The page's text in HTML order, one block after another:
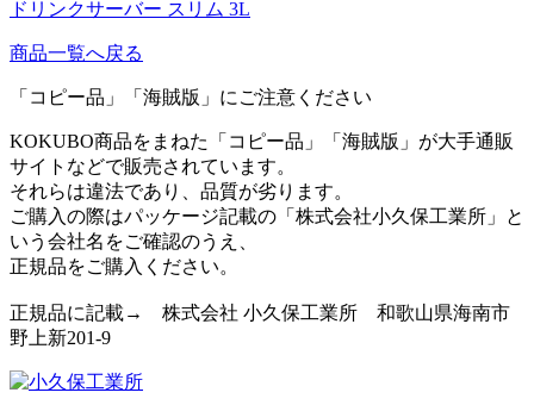
ドリンクサーバー スリム 3L
商品一覧へ戻る
「コピー品」「海賊版」にご注意ください
KOKUBO商品をまねた「コピー品」「海賊版」が大手通販
サイトなどで販売されています。
それらは違法であり、品質が劣ります。
ご購入の際はパッケージ記載の「株式会社小久保工業所」と
いう会社名をご確認のうえ、
正規品をご購入ください。
正規品に記載→ 株式会社 小久保工業所 和歌山県海南市
野上新201-9